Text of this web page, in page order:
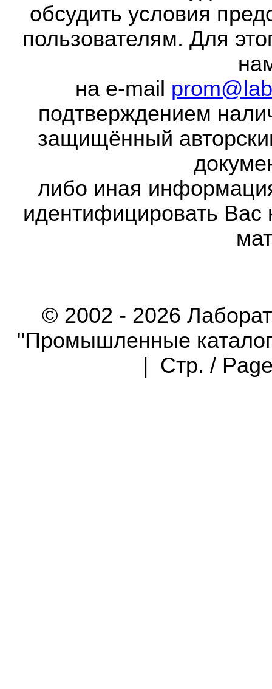
обсудить условия
пользователям. Для
на e-mail
подтверждением
защищённый
либо иная
идентифицировать Вас
© 2002 - 2026
"Промышленные
| Стр. /